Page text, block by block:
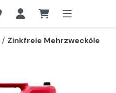
/ Zinkfreie Mehrzwecköle